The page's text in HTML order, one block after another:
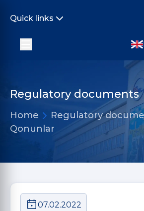
Quick links
Regulatory documents
Home
Regulatory
Qonunlar
07.02.2022